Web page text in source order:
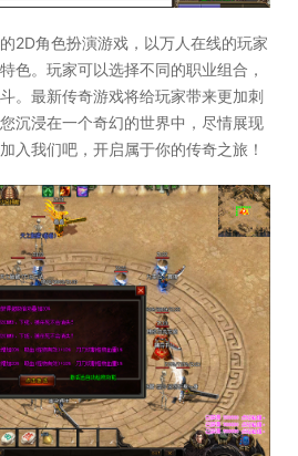
2D角色扮演游戏，以万人在线的玩家
色。玩家可以选择不同的职业组合，
。最新传奇游戏将给玩家带来更加刺
沉浸在一个奇幻的世界中，尽情展现
入我们吧，开启属于你的传奇之旅！